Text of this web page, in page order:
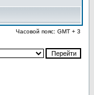
Часовой пояс: GMT + 3